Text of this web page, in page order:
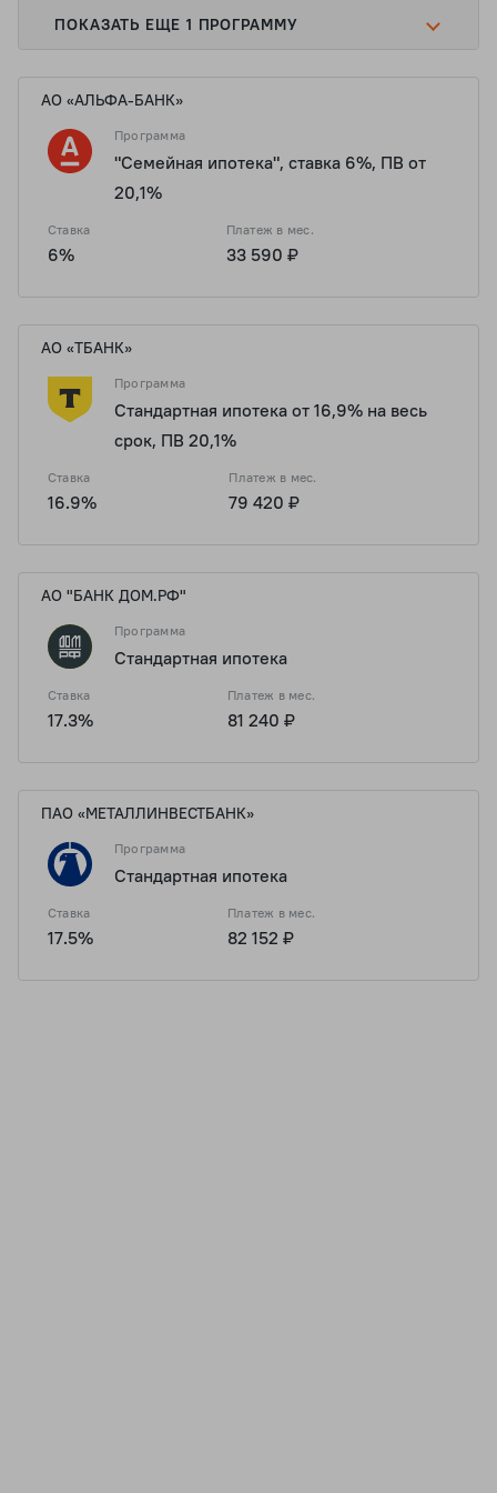
ПОКАЗАТЬ ЕЩЕ 1 ПРОГРАММУ
АО «АЛЬФА-БАНК»
Программа
"Семейная ипотека", ставка 6%, ПВ от
20,1%
Ставка
6%
Платеж в мес.
33 590 ₽
АО «ТБАНК»
Программа
Стандартная ипотека от 16,9% на весь
срок, ПВ 20,1%
Ставка
16.9%
Платеж в мес.
79 420 ₽
АО "БАНК ДОМ.РФ"
Программа
Стандартная ипотека
Ставка
17.3%
Платеж в мес.
81 240 ₽
ПАО «МЕТАЛЛИНВЕСТБАНК»
Программа
Стандартная ипотека
Ставка
17.5%
Платеж в мес.
82 152 ₽